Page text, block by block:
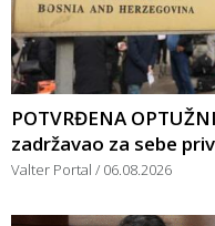
POTVRĐENA
zadržavao za sebe
Valter Portal 06.08.2026